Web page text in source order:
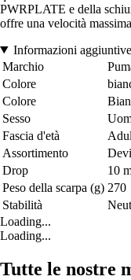
PWRPLATE e della
offre una velocità
Informazioni aggiuntive
Marchio
Colore
Colore
Sesso
Fascia d'età
Assortimento
Drop
10
Peso della scarpa (g) 270
Stabilità
Loading...
Loading...
Tutte le nostre